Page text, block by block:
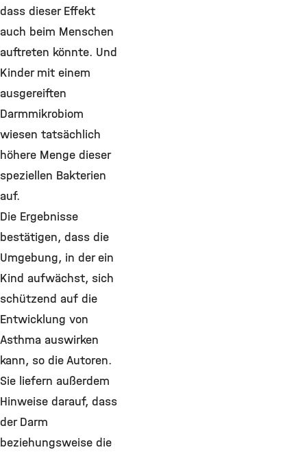
dass dieser Effekt
auch beim Menschen
auftreten könnte. Und
Kinder mit einem
ausgereiften
Darmmikrobiom
wiesen tatsächlich
höhere Menge dieser
speziellen Bakterien
auf.
Die Ergebnisse
bestätigen, dass die
Umgebung, in der ein
Kind aufwächst, sich
schützend auf die
Entwicklung von
Asthma auswirken
kann, so die Autoren.
Sie liefern außerdem
Hinweise darauf, dass
der Darm
beziehungsweise die